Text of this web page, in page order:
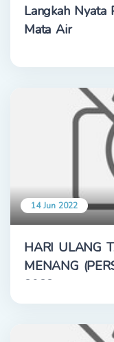
Langkah Nyata
Mata Air
14 Jun 2022
HARI ULANG
MENANG
2022